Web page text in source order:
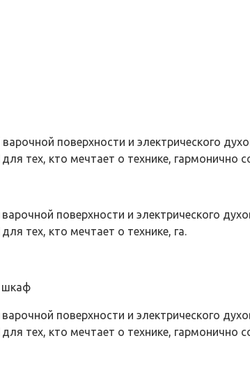
поверхности и электрического
тех, кто мечтает о технике, гармонично
поверхности и электрического
тех, кто мечтает о технике, га.
поверхности и электрического
тех, кто мечтает о технике, гармонично